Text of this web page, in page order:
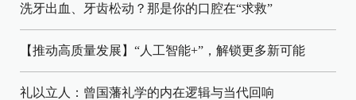
洗牙出血、牙齿松动？那是你的口腔在“求救”
【推动高质量发展】“人工智能+”，解锁更多新可能
礼以立人：曾国藩礼学的内在逻辑与当代回响